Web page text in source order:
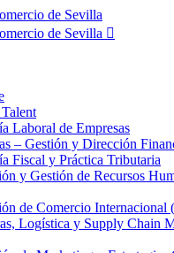
Laboral de Empresas
– Gestión y Dirección
Fiscal y Práctica Tributaria
y Gestión de Recursos
de Comercio
Logística y Supply Chain